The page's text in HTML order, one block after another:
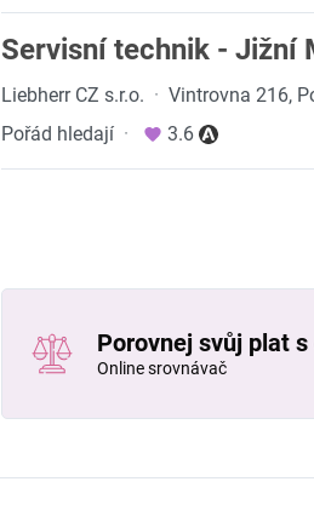
Servisní technik - Jižní
Liebherr CZ s.r.o. · Vintrovna 216,
Pořád hledají · 3.6
Porovnej svůj plat
Online srovnávač